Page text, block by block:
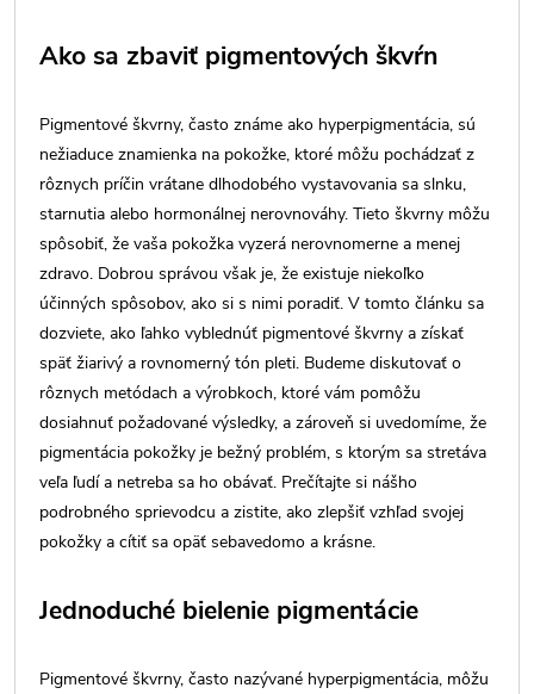
Ako sa zbaviť pigmentových škvŕn
Pigmentové škvrny, často známe ako hyperpigmentácia, sú
nežiaduce znamienka na pokožke, ktoré môžu pochádzať z
rôznych príčin vrátane dlhodobého vystavovania sa slnku,
starnutia alebo hormonálnej nerovnováhy. Tieto škvrny môžu
spôsobiť, že vaša pokožka vyzerá nerovnomerne a menej
zdravo. Dobrou správou však je, že existuje niekoľko
účinných spôsobov, ako si s nimi poradiť. V tomto článku sa
dozviete, ako ľahko vyblednúť pigmentové škvrny a získať
späť žiarivý a rovnomerný tón pleti. Budeme diskutovať o
rôznych metódach a výrobkoch, ktoré vám pomôžu
dosiahnuť požadované výsledky, a zároveň si uvedomíme, že
pigmentácia pokožky je bežný problém, s ktorým sa stretáva
veľa ľudí a netreba sa ho obávať. Prečítajte si nášho
podrobného sprievodcu a zistite, ako zlepšiť vzhľad svojej
pokožky a cítiť sa opäť sebavedomo a krásne.
Jednoduché bielenie pigmentácie
Pigmentové škvrny, často nazývané hyperpigmentácia, môžu